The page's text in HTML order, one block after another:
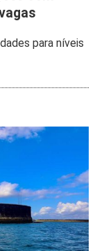
para níveis